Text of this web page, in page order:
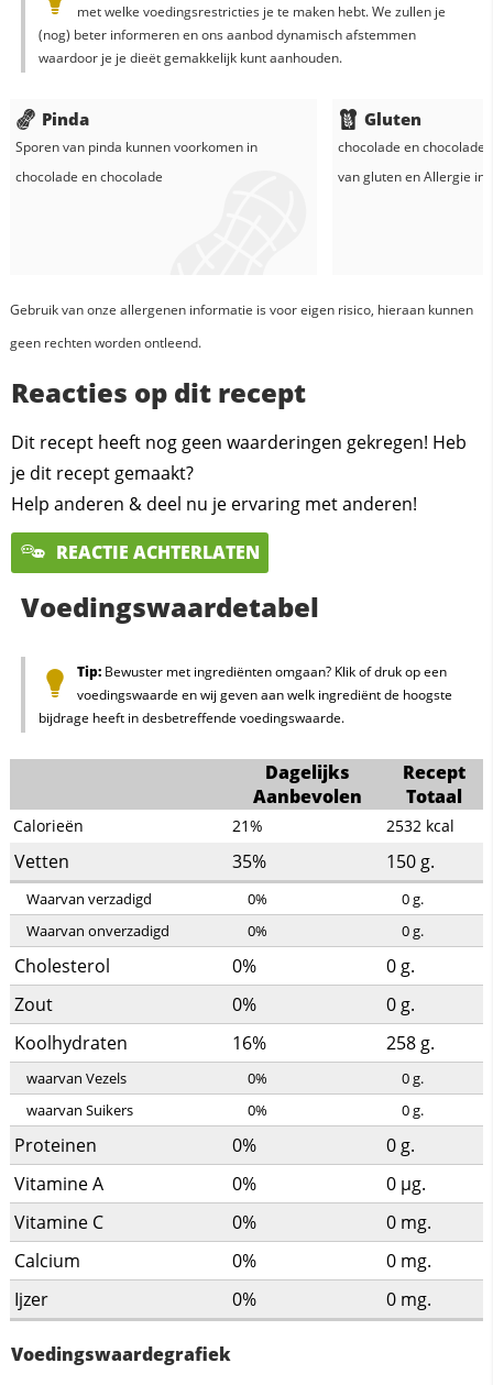
met welke voedingsrestricties je te maken hebt. We zullen je
(nog) beter informeren en ons aanbod dynamisch afstemmen
waardoor je je dieët gemakkelijk kunt aanhouden.
Pinda
Sporen van pinda kunnen voorkomen in
chocolade enchocolade
Gluten
chocolade enchocolade
van gluten enAllergie in
Gebruik van onze allergenen informatie is voor eigen risico, hieraan kunnen
geen rechten worden ontleend.
Reacties op dit recept
Dit recept heeft nog geen waarderingen gekregen! Heb
je dit recept gemaakt?
Help anderen & deel nu je ervaring met anderen!
REACTIE ACHTERLATEN
Voedingswaardetabel
Tip:Bewuster met ingrediënten omgaan? Klik of druk op een
voedingswaarde en wij geven aan welk ingrediënt de hoogste
bijdrage heeft in desbetreffende voedingswaarde.
Dagelijks
Aanbevolen
Recept
Totaal
Calorieën 21% 2532 kcal
Vetten 35% 150 g.
Waarvan verzadigd 0% 0g.
Waarvan onverzadigd
0% 0g.
Cholesterol 0% 0 g.
Zout
0% 0 g.
Koolhydraten
16% 258 g.
waarvan Vezels 0% 0g.
waarvan Suikers
0% 0g.
Proteinen 0% 0 g.
Vitamine A
0% 0 µg.
Vitamine C
0% 0 mg.
Calcium
0% 0 mg.
Ijzer
0% 0 mg.
Voedingswaardegrafiek